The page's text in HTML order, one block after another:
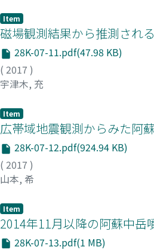
Item
磁場観測結果から推測され
28K-07-11.pdf(47.98 KB)
( 2017 )
宇津木, 充
Item
広帯域地震観測からみた阿
28K-07-12.pdf(924.94 KB)
( 2017 )
山本, 希
Item
2014年11月以降の阿蘇中岳
28K-07-13.pdf(1 MB)